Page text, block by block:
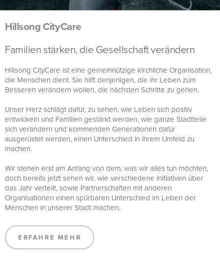
Hillsong CityCare
Familien stärken, die Gesellschaft verändern
Hillsong CityCare ist eine gemeinnützige kirchliche Organisation,
die Menschen dient. Sie hilft denjenigen, die ihr Leben zum
Besseren verändern wollen, die nächsten Schritte zu gehen.
Unser Herz schlägt dafür, zu sehen, wie Leben sich positiv
entwickeln und Familien gestärkt werden, wie ganze Stadtteile
sich verändern und kommenden Generationen dafür
ausgerüstet werden, einen Unterschied in ihrem Umfeld zu
machen.
Wir stehen erst am Anfang von dem, was wir alles tun möchten,
doch bereits jetzt sehen wir, wie verschiedene Initiativen über
das Jahr verteilt, sowie Partnerschaften mit anderen
Organisationen einen spürbaren Unterschied im Leben der
Menschen in unserer Stadt machen.
ERFAHRE MEHR